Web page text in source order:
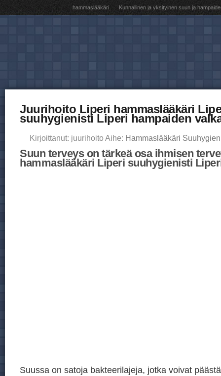
hammaslääkäri Kunnallinen ja yksityinen suun ja
Juurihoito Liperi hammaslääkäri
suuhygienisti Liperi hampaiden
Kirjoittanut: juurihoito Aihe: Hammaslääkäri
Suun terveys on tärkeä osa ihmisen
hammaslääkäri Liperi suuhygienisti
Suussa on satoja bakteerilajeja, jotka voivat